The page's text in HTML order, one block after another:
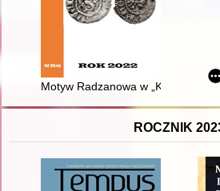
Motyw Radzanowa w „Krzyżakach”
ROCZNIK